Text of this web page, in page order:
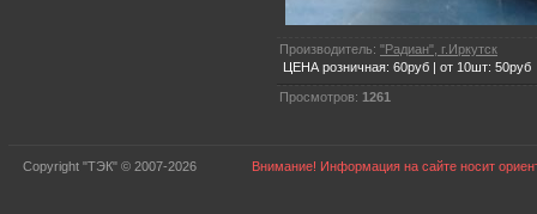
Производитель: "Радиан", г.Иркутск
ЦЕНА розничная: 60руб | от 10шт: 50руб
Просмотров: 1261
Copyright "ТЭК" © 2007-2026 Внимание! Информация на сайте носит